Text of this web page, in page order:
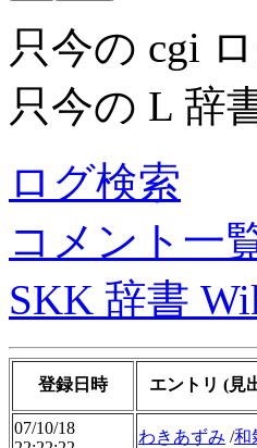
只今の cgi
只今の L 辞
ログ検索
コメント一
SKK 辞書
登録日時 エントリ (見
07/10/18
わきあずみ /和